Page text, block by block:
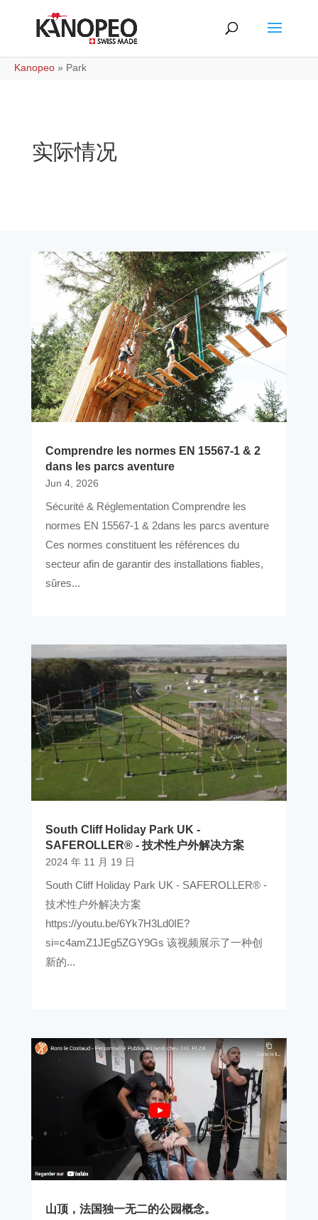
Kanopeo » Park
实际情况
Comprendre les normes EN 15567-1 & 2
dans les parcs aventure
Jun 4, 2026
Sécurité & Réglementation Comprendre les
normes EN 15567-1 & 2dans les parcs aventure
Ces normes constituent les références du
secteur afin de garantir des installations fiables,
sûres...
South Cliff Holiday Park UK -
SAFEROLLER® - 技术性户外解决方案
2024 年 11 月 19 日
South Cliff Holiday Park UK - SAFEROLLER® -
技术性户外解决方案
https://youtu.be/6Yk7H3Ld0IE?
si=c4amZ1JEg5ZGY9Gs 该视频展示了一种创
新的...
山顶，法国独一无二的公园概念。